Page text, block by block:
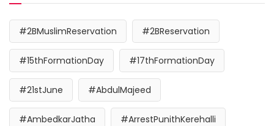
#2BMuslimReservation #2BReservation
#15thFormationDay #17thFormationDay
#21stJune #AbdulMajeed
#AmbedkarJatha #ArrestPunithKerehalli